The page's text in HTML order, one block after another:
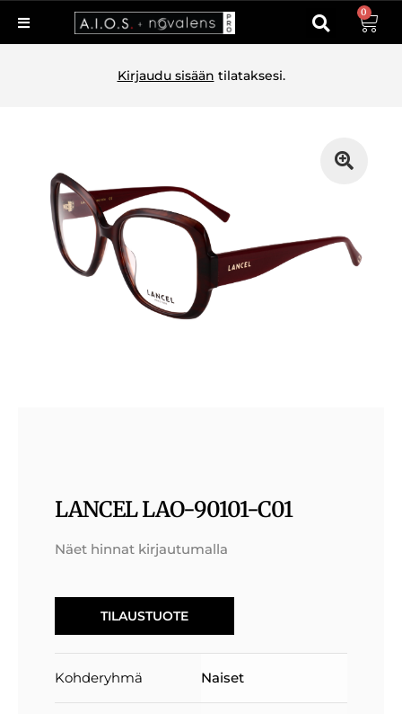
0
Kirjaudu sisään tilataksesi.
LANCEL LAO-90101-C01
Näet hinnat kirjautumalla
TILAUSTUOTE
Kohderyhmä Naiset